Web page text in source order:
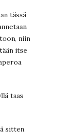
tässä
niin
itse
taas
sitten